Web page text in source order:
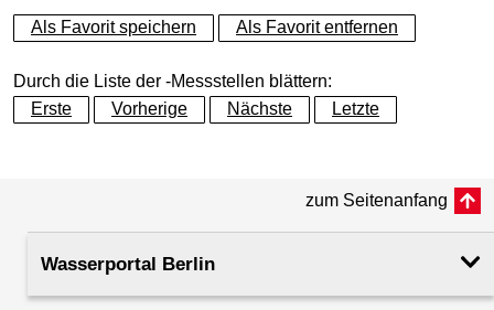
+
−
Als Favorit speichern Als Favorit entfernen
Durch die Liste der -Messstellen blättern:
Erste
Vorherige Nächste Letzte
zum Seitenanfang
Wasserportal Berlin